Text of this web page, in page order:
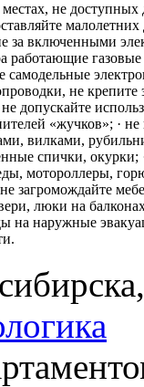
не доступных
малолетних
за включенными
работающие
не крепите
допускайте
«жучков»; · не
вилками,
спички, окурки;
мотороллеры,
загромождайте
люки на
на наружные